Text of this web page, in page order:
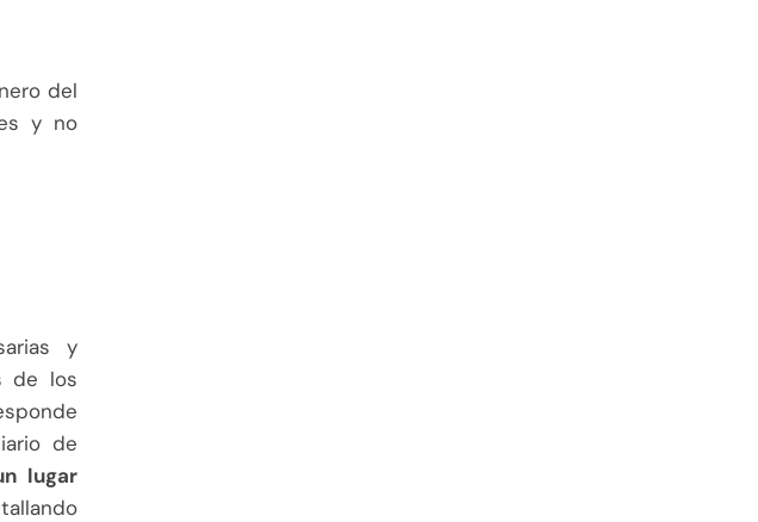
del
y no
y
de los
de
lugar